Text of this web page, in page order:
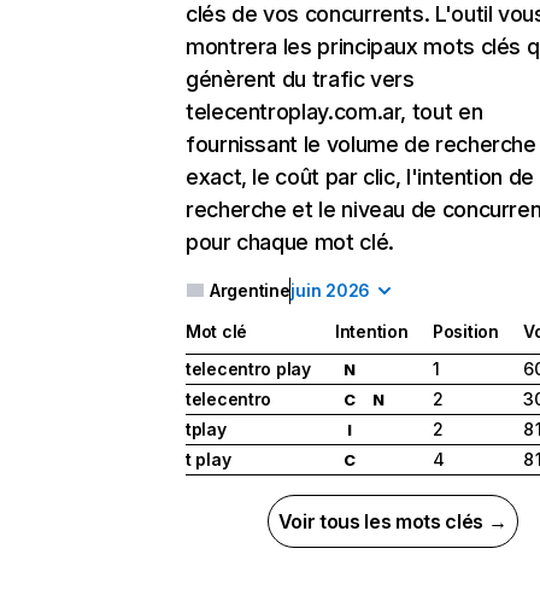
clés de vos concurrents. L'outil
montrera les principaux mots clés
génèrent du trafic vers
telecentroplay.com.ar, tout en
fournissant le volume de recherche
exact, le coût par clic, l'intention de
recherche et le niveau de
pour chaque mot clé.
Argentinejuin 2026
Mot clé Intention Position
telecentro play
N 1
telecentro
C N 2
tplay
I 2
8
t play
C 4 8
Voir tous les mots clés →